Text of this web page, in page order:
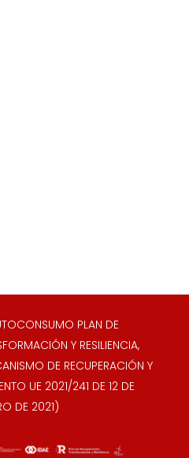
PLAN DE
Y RESILIENCIA,
DE RECUPERACIÓN Y
UE 2021/241 DE 12 DE
DE 2021)